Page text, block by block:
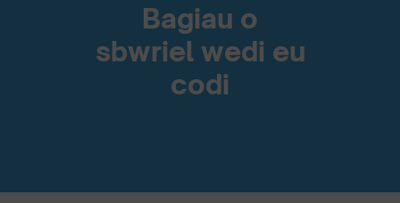
Bagiau o
sbwriel wedi eu
codi